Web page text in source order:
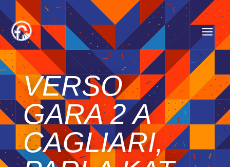
VERSO
GARA 2 A
CAGLIARI,